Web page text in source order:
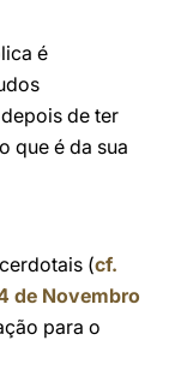
é
de ter
que é da sua
(cf.
de Novembro
para o